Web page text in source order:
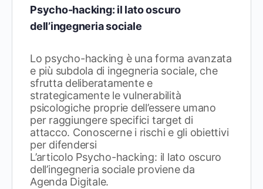
Psycho-hacking: il lato oscuro
dell’ingegneria sociale
Lo psycho-hacking è una forma avanzata
e più subdola di ingegneria sociale, che
sfrutta deliberatamente e
strategicamente le vulnerabilità
psicologiche proprie dell’essere umano
per raggiungere specifici target di
attacco. Conoscerne i rischi e gli obiettivi
per difendersi
L’articolo Psycho-hacking: il lato oscuro
dell’ingegneria sociale proviene da
Agenda Digitale.